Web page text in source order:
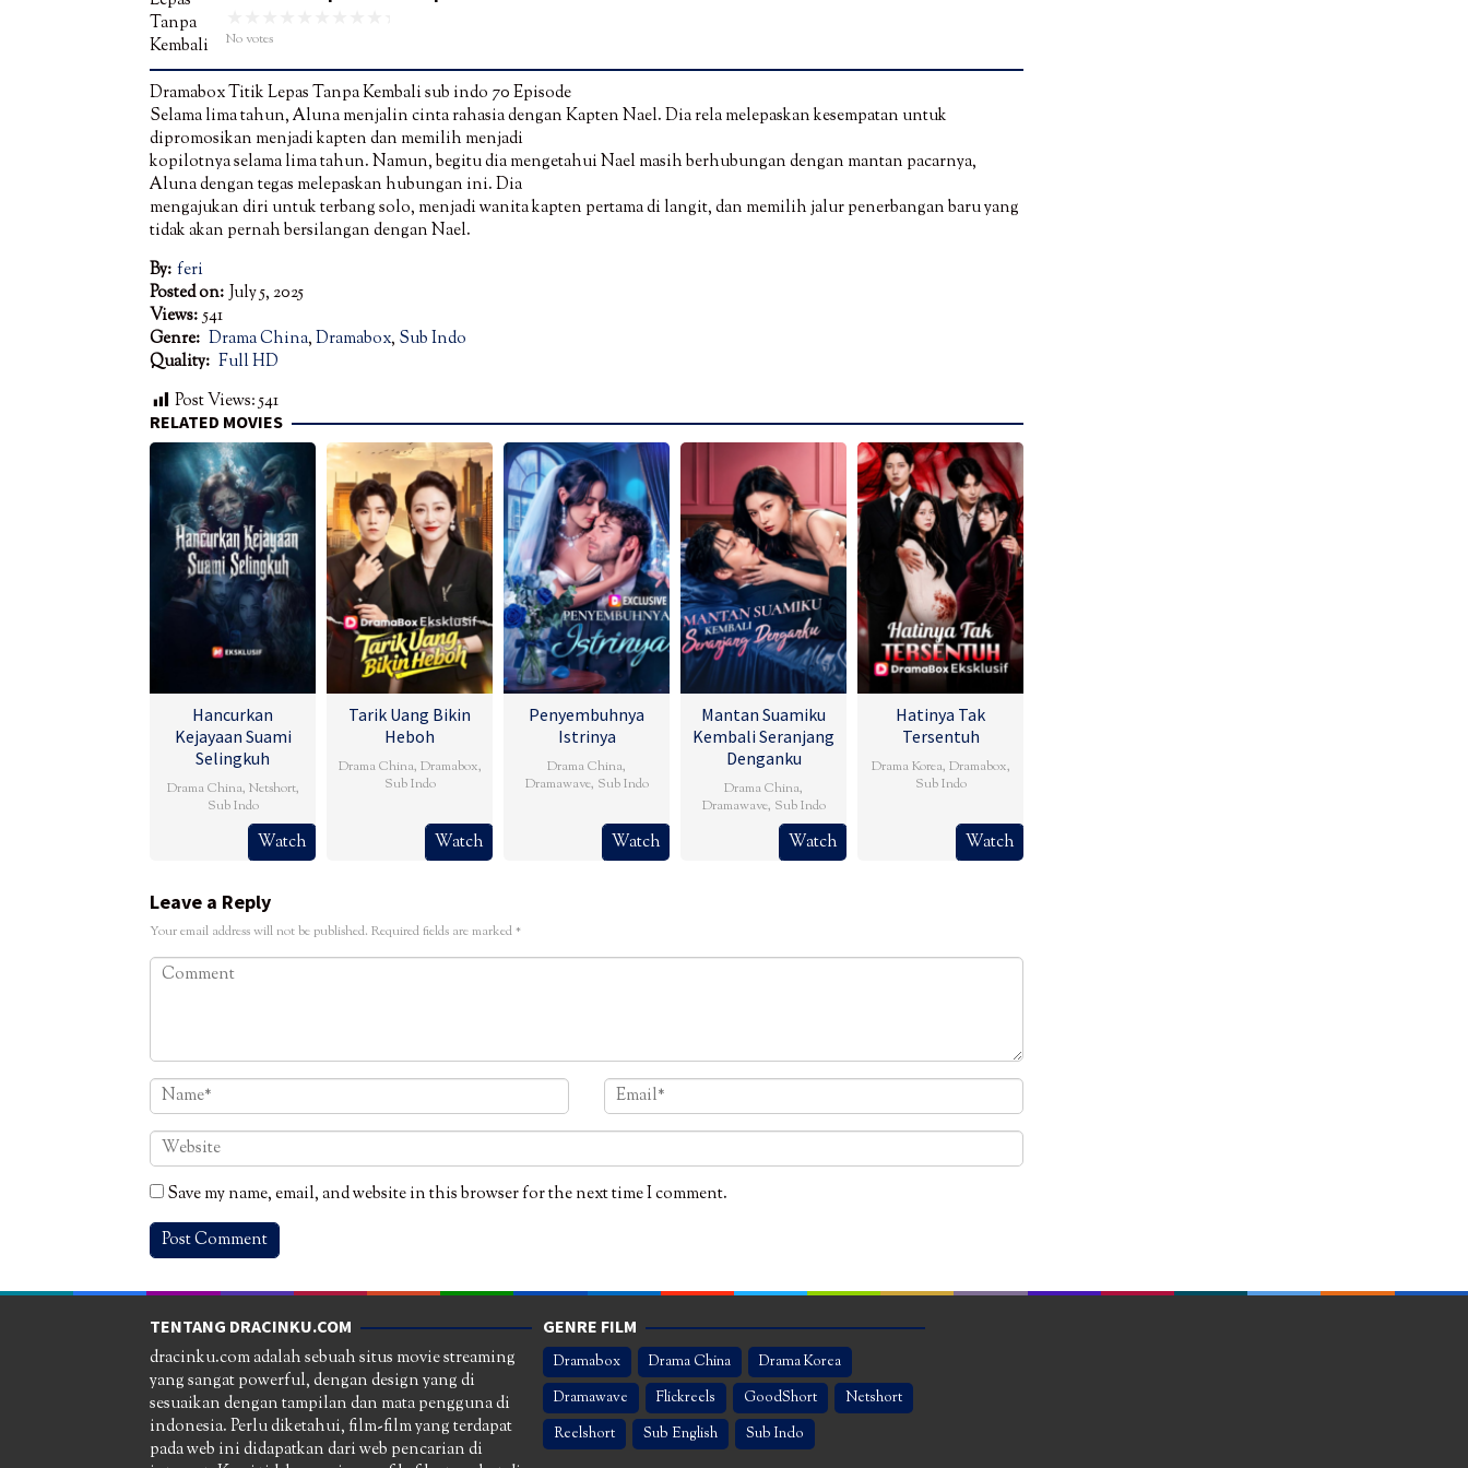
No votes
Dramabox Titik Lepas Tanpa Kembali sub indo 70 Episode
Selama lima tahun, Aluna menjalin cinta rahasia dengan Kapten Nael. Dia rela melepaskan kesempatan untuk
dipromosikan menjadi kapten dan memilih menjadi
kopilotnya selama lima tahun. Namun, begitu dia mengetahui Nael masih berhubungan dengan mantan pacarnya,
Aluna dengan tegas melepaskan hubungan ini. Dia
mengajukan diri untuk terbang solo, menjadi wanita kapten pertama di langit, dan memilih jalur penerbangan baru yang
tidak akan pernah bersilangan dengan Nael.
By: feri
Posted on: July 5, 2025
Views: 541
Genre: Drama China,Dramabox, Sub Indo
Quality: Full HD
Post Views:541
RELATED MOVIES
Hancurkan
Kejayaan Suami
Selingkuh
Drama China, Netshort,
Sub Indo
Watch
Tarik Uang Bikin
Heboh
Drama China, Dramabox,
Sub Indo
Watch
Penyembuhnya
Istrinya
Drama China,
Dramawave, Sub Indo
Watch
Mantan Suamiku
Kembali Seranjang
Denganku
Drama China,
Dramawave, Sub Indo
Watch
Hatinya Tak
Tersentuh
Drama Korea, Dramabox,
Sub Indo
Watch
Leave a Reply
Your email address will not be published. Required fields are marked*
Save my name, email, and website in this browser for the next time I comment.
TENTANG DRACINKU.COM
dracinku.com adalah sebuah situs movie streaming
yang sangat powerful, dengan design yang di
sesuaikan dengan tampilan dan mata pengguna di
indonesia. Perlu diketahui, film-film yang terdapat
pada web ini didapatkan dari web pencarian di
GENRE FILM
Dramabox Drama China
Drama Korea
Dramawave
Flickreels GoodShort
Netshort
Reelshort
Sub English Sub Indo